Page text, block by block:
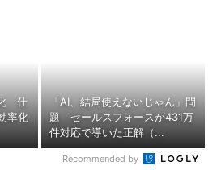
化 仕
率化
「AI、結局使えないじゃん」問
題 セールスフォースが431万
件対応で導いた正解（...
Recommended by